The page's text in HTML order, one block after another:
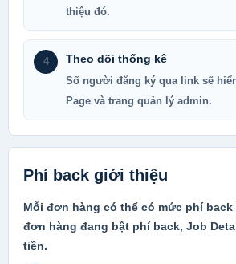
thiệu đó.
4 Theo dõi thống kê
Số người đăng ký qua link sẽ
Page và trang quản lý admin.
Phí back giới thiệu
Mỗi đơn hàng có thể có mức phí back
đơn hàng đang bật phí back, Job
tiền.